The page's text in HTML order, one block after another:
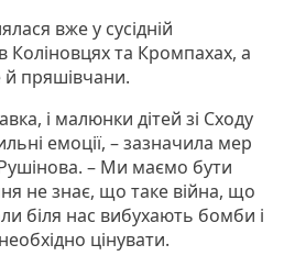
вже у сусідній
Коліновцях та Кромпахах, а
й пряшівчани.
і малюнки дітей зі Сходу
емоції, – зазначила мер
– Ми маємо бути
не знає, що таке війна, що
біля нас вибухають бомби і
цінувати.